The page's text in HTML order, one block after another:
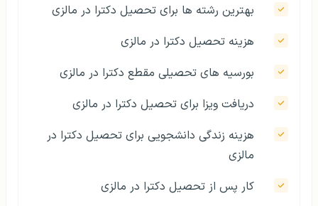
بهترین رشته ها برای تحصیل دکترا در مالزی
هزینه تحصیل دکترا در مالزی
بورسیه های تحصیلی مقطع دکترا در مالزی
دریافت ویزا برای تحصیل دکترا در مالزی
هزینه زندگی دانشجویی برای تحصیل دکترا در
مالزی
کار پس از تحصیل دکترا در مالزی